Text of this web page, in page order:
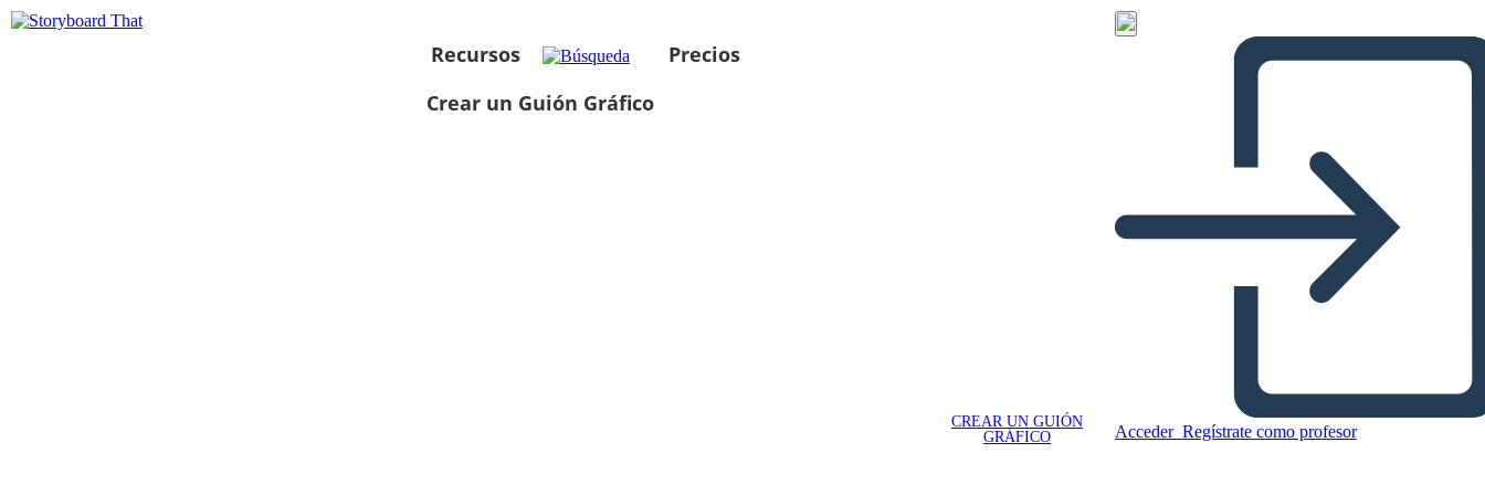
Recursos
Precios
Crear un Guión Gráfico
CREAR UN GUIÓN
GRÁFICO
Acceder Regístrate como profesor